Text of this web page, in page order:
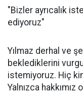
"Bizler ayrıcalık
ediyoruz"
Yılmaz derhal ve
beklediklerini
istemiyoruz. Hiç
Yalnızca hakkımız